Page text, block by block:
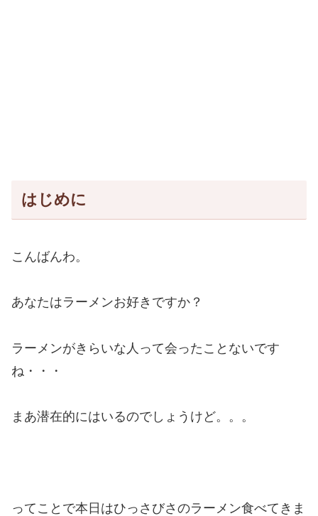
はじめに
こんばんわ。
あなたはラーメンお好きですか？
ラーメンがきらいな人って会ったことないです
ね・・・
まあ潜在的にはいるのでしょうけど。。。
ってことで本日はひっさびさのラーメン食べてきま